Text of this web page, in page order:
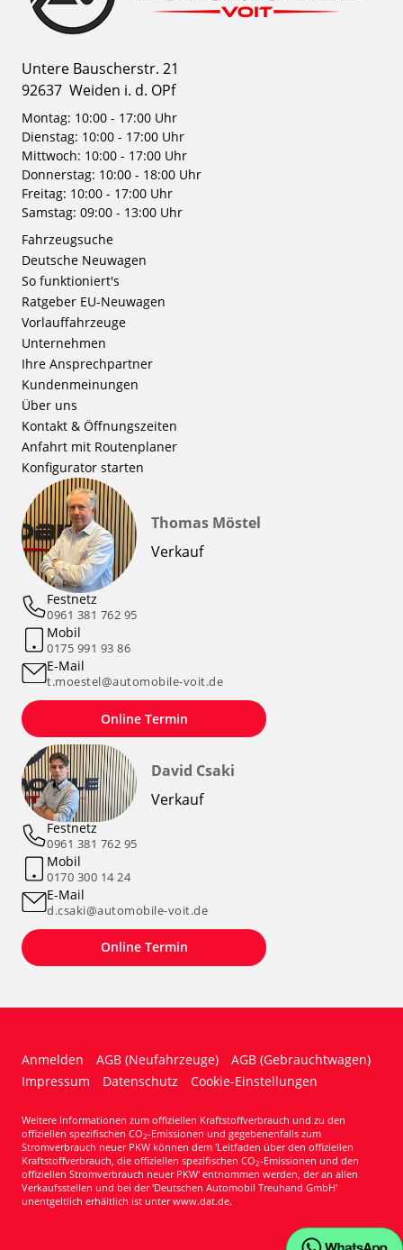
Untere Bauscherstr. 21
92637 Weiden i. d. OPf
Montag: 10:00 - 17:00 Uhr
Dienstag: 10:00 - 17:00 Uhr
Mittwoch: 10:00 - 17:00 Uhr
Donnerstag: 10:00 - 18:00 Uhr
Freitag: 10:00 - 17:00 Uhr
Samstag: 09:00 - 13:00 Uhr
Fahrzeugsuche
Deutsche Neuwagen
So funktioniert's
Ratgeber EU-Neuwagen
Vorlauffahrzeuge
Unternehmen
Ihre Ansprechpartner
Kundenmeinungen
Über uns
Kontakt & Öffnungszeiten
Anfahrt mit Routenplaner
Konfigurator starten
Thomas Möstel
Verkauf
Festnetz
0961 381 762 95
Mobil
0175 991 93 86
E-Mail
t.moestel@automobile-voit.de
Online Termin
David Csaki
Verkauf
Festnetz
0961 381 762 95
Mobil
0170 300 14 24
E-Mail
d.csaki@automobile-voit.de
Online Termin
Anmelden AGB (Neufahrzeuge)
AGB (Gebrauchtwagen)
Impressum
Datenschutz Cookie-Einstellungen
Weitere Informationen zum offiziellen Kraftstoffverbrauch und zu den
offiziellen spezifischen CO2-Emissionen und gegebenenfalls zum
Stromverbrauch neuer PKW können dem 'Leitfaden über den offiziellen
Kraftstoffverbrauch, die offiziellen spezifischen CO2-Emissionen und den
offiziellen Stromverbrauch neuer PKW' entnommen werden, der an allen
Verkaufsstellen und bei der 'Deutschen Automobil Treuhand GmbH'
unentgeltlich erhältlich ist unter www.dat.de.